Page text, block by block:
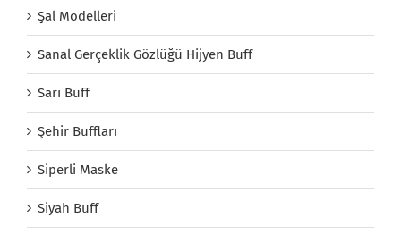
Şal Modelleri
Sanal Gerçeklik Gözlüğü Hijyen Buff
Sarı Buff
Şehir Buffları
Siperli Maske
Siyah Buff